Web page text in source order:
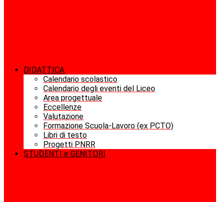
DIDATTICA
Calendario scolastico
Calendario degli eventi del Liceo
Area progettuale
Eccellenze
Valutazione
Formazione Scuola-Lavoro (ex PCTO)
Libri di testo
Progetti PNRR
STUDENTI e GENITORI